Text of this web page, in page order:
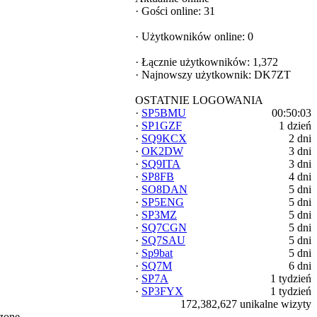
· Gości online: 31
· Użytkowników online: 0
· Łącznie użytkowników: 1,372
· Najnowszy użytkownik: DK7ZT
OSTATNIE LOGOWANIA
· SP5BMU
00:50:03
· SP1GZF
1 dzień
· SQ9KCX
2 dni
· OK2DW
3 dni
· SQ9ITA
3 dni
· SP8FB
4 dni
· SO8DAN
5 dni
· SP5ENG
5 dni
· SP3MZ
5 dni
· SQ7CGN
5 dni
· SQ7SAU
5 dni
· Sp9bat
5 dni
· SQ7M
6 dni
· SP7A
1 tydzień
· SP3FYX
1 tydzień
172,382,627 unikalne wizyty